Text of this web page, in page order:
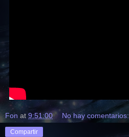
Fon at 9:51:00 No hay comentarios:
Compartir